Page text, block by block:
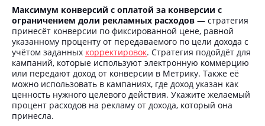
Максимум конверсий с оплатой за конверсии с
ограничением доли рекламных расходов — стратегия
принесёт конверсии по фиксированной цене, равной
указанному проценту от передаваемого по цели дохода с
учётом заданных корректировок. Стратегия подойдёт для
кампаний, которые используют электронную коммерцию
или передают доход от конверсии в Метрику. Также её
можно использовать в кампаниях, где доход указан как
ценность нужного целевого действия. Укажите желаемый
процент расходов на рекламу от дохода, который она
принесла.